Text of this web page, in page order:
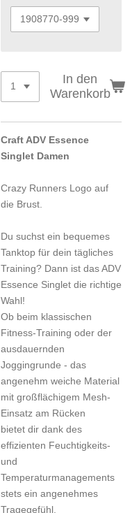
In den
Warenkorb
Craft ADV Essence
Singlet Damen
Crazy Runners Logo auf
die Brust.
Du suchst ein bequemes
Tanktop für dein tägliches
Training? Dann ist das ADV
Essence Singlet die richtige
Wahl!
Ob beim klassischen
Fitness-Training oder der
ausdauernden
Joggingrunde - das
angenehm weiche Material
mit großflächigem Mesh-
Einsatz am Rücken
bietet dir dank des
effizienten Feuchtigkeits-
und
Temperaturmanagements
stets ein angenehmes
Tragegefühl.